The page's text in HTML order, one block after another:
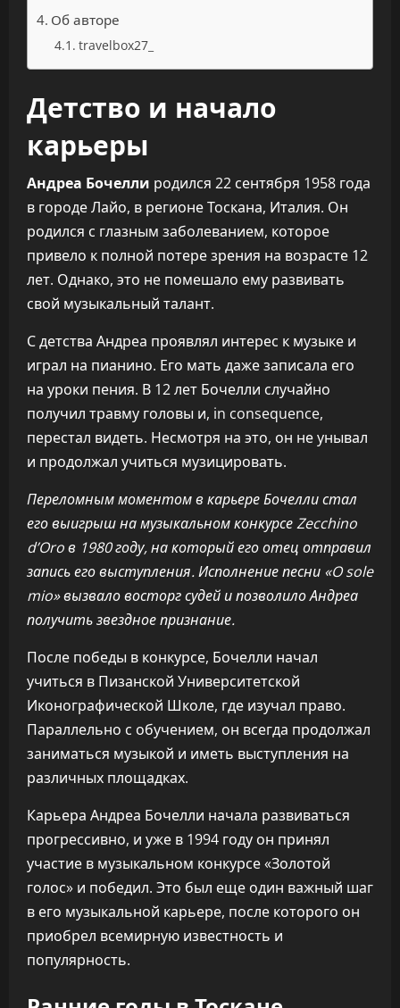
Об авторе
travelbox27_
Детство и начало
карьеры
Андреа Бочелли родился 22 сентября 1958 года
в городе Лайо, в регионе Тоскана, Италия. Он
родился с глазным заболеванием, которое
привело к полной потере зрения на возрасте 12
лет. Однако, это не помешало ему развивать
свой музыкальный талант.
С детства Андреа проявлял интерес к музыке и
играл на пианино. Его мать даже записала его
на уроки пения. В 12 лет Бочелли случайно
получил травму головы и, in consequence,
перестал видеть. Несмотря на это, он не унывал
и продолжал учиться музицировать.
Переломным моментом в карьере Бочелли стал
его выигрыш на музыкальном конкурсе Zecchino
d’Oro в 1980 году, на который его отец отправил
запись его выступления. Исполнение песни «O sole
mio» вызвало восторг судей и позволило Андреа
получить звездное признание.
После победы в конкурсе, Бочелли начал
учиться в Пизанской Университетской
Иконографической Школе, где изучал право.
Параллельно с обучением, он всегда продолжал
заниматься музыкой и иметь выступления на
различных площадках.
Карьера Андреа Бочелли начала развиваться
прогрессивно, и уже в 1994 году он принял
участие в музыкальном конкурсе «Золотой
голос» и победил. Это был еще один важный шаг
в его музыкальной карьере, после которого он
приобрел всемирную известность и
популярность.